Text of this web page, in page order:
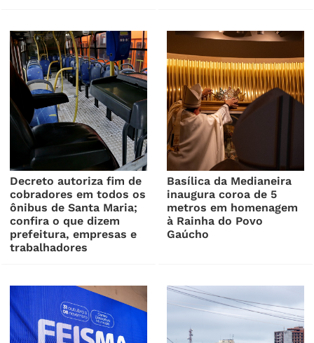
Decreto autoriza fim de
cobradores em todos os
ônibus de Santa Maria;
confira o que dizem
prefeitura, empresas e
trabalhadores
Basílica da Medianeira
inaugura coroa de 5
metros em homenagem
à Rainha do Povo
Gaúcho